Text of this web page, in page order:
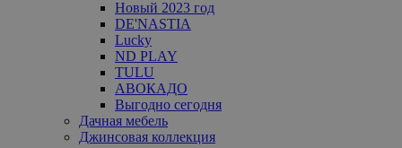
Новый 2023 год
DE'NASTIA
Lucky
ND PLAY
TULU
АВОКАДО
Выгодно сегодня
Дачная мебель
Джинсовая коллекция